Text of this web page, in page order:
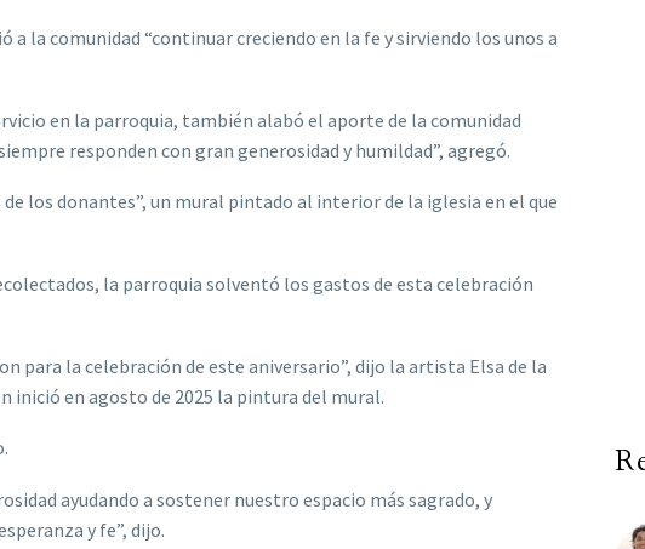
a la comunidad “continuar creciendo en la fe y sirviendo los unos a
en la parroquia, también alabó el aporte de la comunidad
responden con gran generosidad y humildad”, agregó.
los donantes”, un mural pintado al interior de la iglesia en el que
la parroquia solventó los gastos de esta celebración
para la celebración de este aniversario”, dijo la artista Elsa de la
inició en agosto de 2025 la pintura del mural.
ayudando a sostener nuestro espacio más sagrado, y
y fe”, dijo.